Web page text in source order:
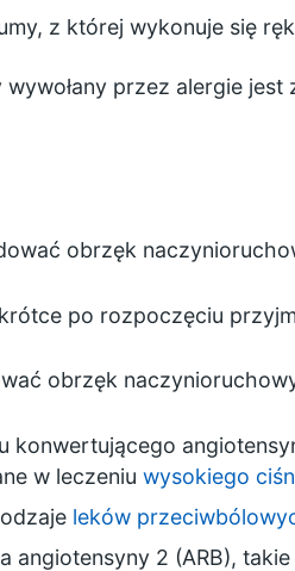
z której wykonuje się
przez alergie
obrzęk
po rozpoczęciu
obrzęk
konwertującego
w leczeniuwysokiego
leków
angiotensyny 2 (ARB),